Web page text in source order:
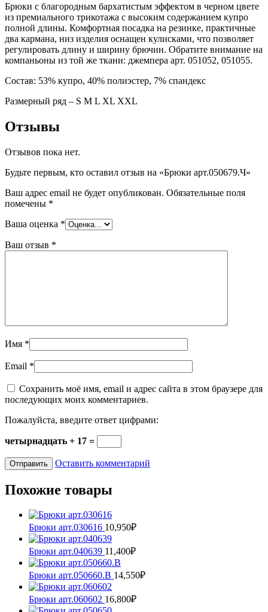
Брюки с благородным бархатистым эффектом в черном цвете
из премиального трикотажа с высоким содержанием купро
полной длины. Комфортная посадка на резинке, практичные
два кармана, низ изделия оснащен кулисками, что позволяет
регулировать длину и ширину брючин. Обратите внимание на
компаньоны из той же ткани: джемпера арт. 051052, 051055.
Состав: 53% купро, 40% полиэстер, 7% спандекс
Размерный ряд – S M L XL XXL
Отзывы
Отзывов пока нет.
Будьте первым, кто оставил отзыв на «Брюки арт.050679.Ч»
Ваш адрес email не будет опубликован. Обязательные поля
помечены *
Ваша оценка *
Ваш отзыв *
Имя *
Email *
Сохранить моё имя, email и адрес сайта в этом браузере для
последующих моих комментариев.
Пожалуйста, введите ответ цифрами:
четырнадцать + 17 =
Оставить комментарий
Похожие товары
Брюки арт.030616 10,950₽
Этот
товар
имеет
несколько
вариаций.
Опции
можно
Брюки арт.040639 11,400₽
Этот
товар
имеет
несколько
вариаций.
Брюки арт.050660.В 14,550₽
Этот
товар
имеет
Брюки арт.060602 16,800₽